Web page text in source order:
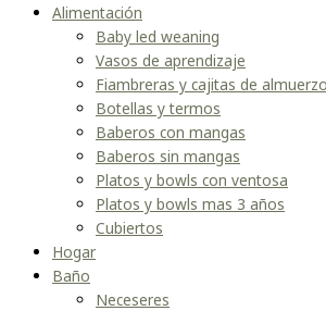
Alimentación
Baby led weaning
Vasos de aprendizaje
Fiambreras y cajitas de almuerzo
Botellas y termos
Baberos con mangas
Baberos sin mangas
Platos y bowls con ventosa
Platos y bowls mas 3 años
Cubiertos
Hogar
Baño
Neceseres